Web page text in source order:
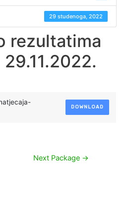
29 studenoga, 2022
rezultatima
DOWNLOAD
Next Package →